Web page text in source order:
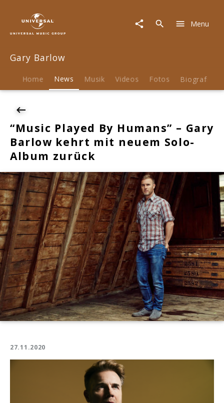
News
"Music
Humans"
kehrt
mit
neuem
Solo-
Album
zurück
Menu
Gary Barlow
Home News Musik Videos Fotos Biografie
“Music Played By Humans” – Gary
Barlow kehrt mit neuem Solo-
Album zurück
27.11.2020